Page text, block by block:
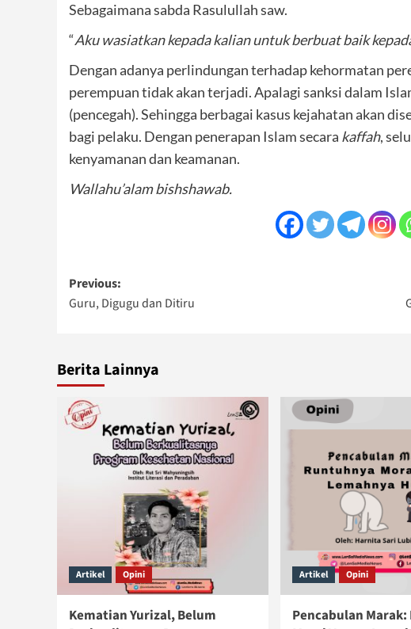
Sebagaimana sabda Rasulullah saw.
“Aku wasiatkan kepada kalian untuk berbuat baik
Dengan adanya perlindungan terhadap kehormatan
perempuan tidak akan terjadi. Apalagi sanksi dalam
(pencegah). Sehingga berbagai kasus kejahatan akan
bagi pelaku. Dengan penerapan Islam secara kaffah,
kenyamanan dan keamanan.
Wallahu’alam bishshawab.
Post
navigation
Previous:
Guru, Digugu dan Ditiru
Berita Lainnya
Artikel Opini
Kematian Yurizal, Belum
Artikel Opini
Pencabulan